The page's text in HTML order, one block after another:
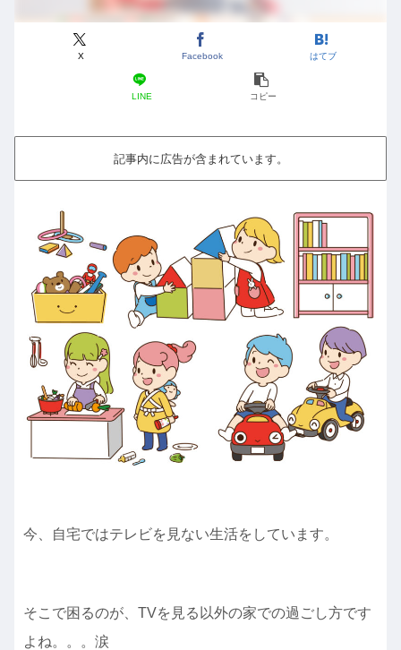
X Facebook はてブ
LINE コピー
記事内に広告が含まれています。
今、自宅ではテレビを見ない生活をしています。
そこで困るのが、TVを見る以外の家での過ごし方です
よね。。。涙